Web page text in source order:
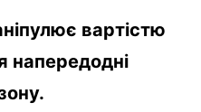
вартістю
напередодні